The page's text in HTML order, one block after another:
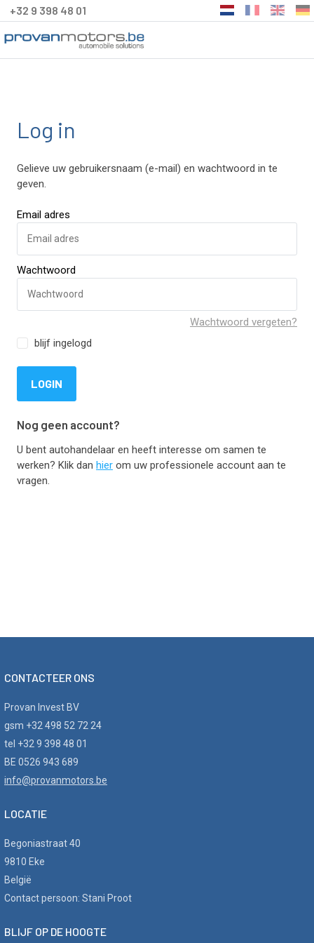
+32 9 398 48 01
Log in
Gelieve uw gebruikersnaam (e-mail) en wachtwoord in te
geven.
Email adres
Wachtwoord
Wachtwoord vergeten?
blijf ingelogd
LOGIN
Nog geen account?
U bent autohandelaar en heeft interesse om samen te
werken? Klik dan hier om uw professionele account aan te
vragen.
CONTACTEER ONS
Provan Invest BV
gsm +32 498 52 72 24
tel +32 9 398 48 01
BE 0526 943 689
info@provanmotors.be
LOCATIE
Begoniastraat 40
9810 Eke
België
Contact persoon: Stani Proot
BLIJF OP DE HOOGTE